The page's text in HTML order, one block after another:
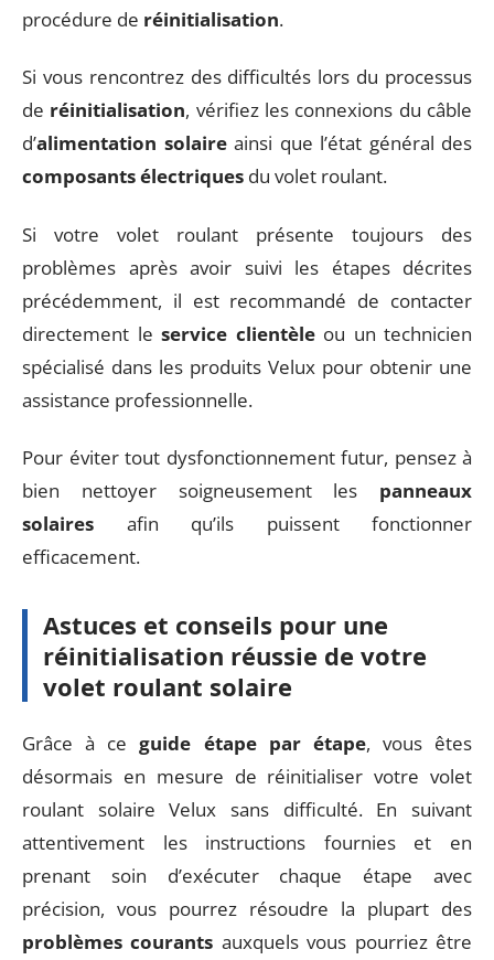
procédure de réinitialisation.
Si vous rencontrez des difficultés lors du processus
de réinitialisation, vérifiez les connexions du câble
d’alimentation solaireainsi que l’état général des
composants électriques du volet roulant.
Si votre volet roulant présente toujours des
problèmes après avoir suivi les étapes décrites
précédemment, il est recommandé de contacter
directement le service clientèleou un technicien
spécialisé dans les produits Velux pour obtenir une
assistance professionnelle.
Pour éviter tout dysfonctionnement futur, pensez à
bien nettoyer soigneusement les panneaux
solaires afin qu’ils puissent fonctionner
efficacement.
Astuces et conseils pour une
réinitialisation réussie de votre
volet roulant solaire
Grâce à ceguide étape par étape, vous êtes
désormais en mesure de réinitialiser votre volet
roulant solaire Velux sans difficulté. En suivant
attentivement les instructions fournies et en
prenant soin d’exécuter chaque étape avec
précision, vous pourrez résoudre la plupart des
problèmes courants auxquels vous pourriez être